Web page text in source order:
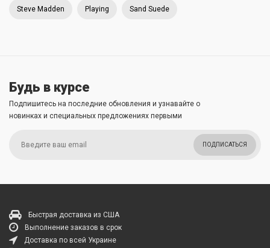
Steve Madden Playing Sand Suede
Будь в курсе
Подпишитесь на последние обновления и узнавайте о
новинках и специальных предложениях первыми
ПОДПИСАТЬСЯ
Быстрая доставка из США
Выполнение заказов в срок
Доставка по всей Украине